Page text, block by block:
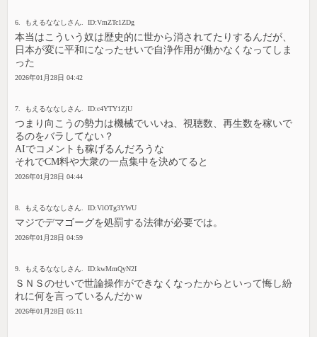
6. もえるななしさん. ID:VmZTc1ZDg
本当はこういう奴は歴史的に世から消されてたりするんだが、
日本が変に平和になったせいで自浄作用が働かなくなってしま
った
2026年01月28日 04:42
7. もえるななしさん. ID:c4YTY1ZjU
つまり向こうの勢力は機械でいいね、視聴数、再生数を稼いで
るのをバラしてない？
AIでコメントも稼げるんだろうな
それでCM料や大衆の一点集中を決めてると
2026年01月28日 04:44
8. もえるななしさん. ID:VlOTg3YWU
マジでデマゴーグを処罰する法律が必要では。
2026年01月28日 04:59
9. もえるななしさん. ID:kwMmQyN2I
ＳＮＳのせいで世論操作ができなくなったからといって悔し紛
れに何を言っているんだかｗ
2026年01月28日 05:11